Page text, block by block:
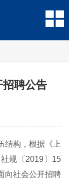
招聘公告
结构，根据《上
规〔2019〕15
向社会公开招聘